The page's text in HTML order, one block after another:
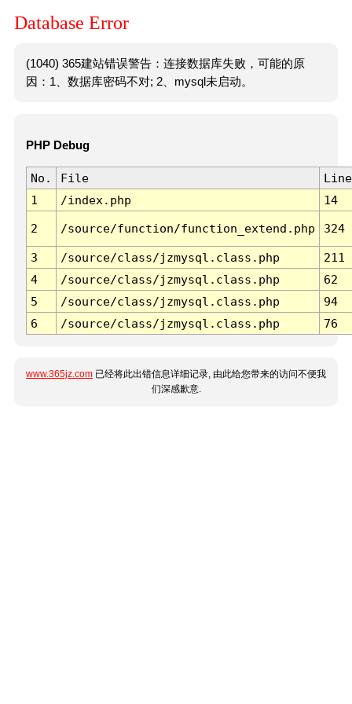
Database Error
(1040) 365建站错误警告：连接数据库失败，可能的原
因：1、数据库密码不对; 2、mysql未启动。
PHP Debug
No. File
Line
1
/index.php 14
2 /source/function/function_extend.php 324
3 /source/class/jzmysql.class.php
211
4
/source/class/jzmysql.class.php
62
5
/source/class/jzmysql.class.php
94
6
/source/class/jzmysql.class.php 76
www.365jz.com 已经将此出错信息详细记录, 由此给您带来的访问不便我
们深感歉意.